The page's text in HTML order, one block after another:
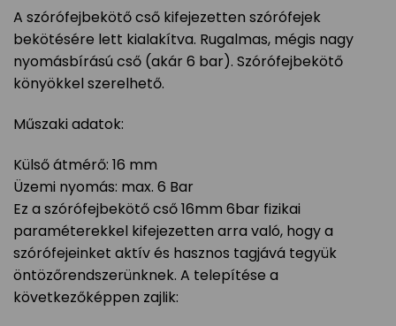
A szórófejbekötő cső kifejezetten szórófejek
bekötésére lett kialakítva. Rugalmas, mégis nagy
nyomásbírású cső (akár 6 bar). Szórófejbekötő
könyökkel szerelhető.
Műszaki adatok:
Külső átmérő: 16 mm
Üzemi nyomás: max. 6 Bar
Ez a szórófejbekötő cső 16mm 6bar fizikai
paraméterekkel kifejezetten arra való, hogy a
szórófejeinket aktív és hasznos tagjává tegyük
öntözőrendszerünknek. A telepítése a
következőképpen zajlik: